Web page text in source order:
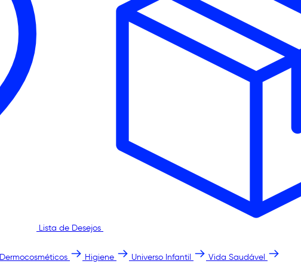
Lista de Desejos
Dermocosméticos Higiene Universo Infantil Vida Saudável